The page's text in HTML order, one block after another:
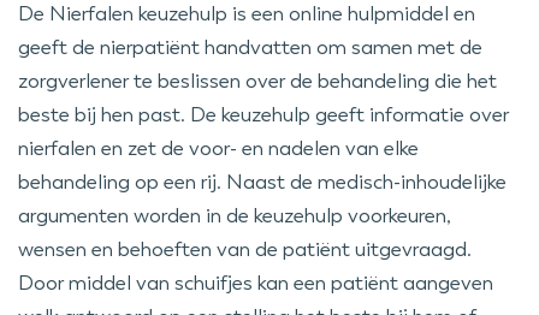
De Nierfalen keuzehulp is een online hulpmiddel en
geeft de nierpatiënt handvatten om samen met de
zorgverlener te beslissen over de behandeling die het
beste bij hen past. De keuzehulp geeft informatie over
nierfalen en zet de voor- en nadelen van elke
behandeling op een rij. Naast de medisch-inhoudelijke
argumenten worden in de keuzehulp voorkeuren,
wensen en behoeften van de patiënt uitgevraagd.
Door middel van schuifjes kan een patiënt aangeven